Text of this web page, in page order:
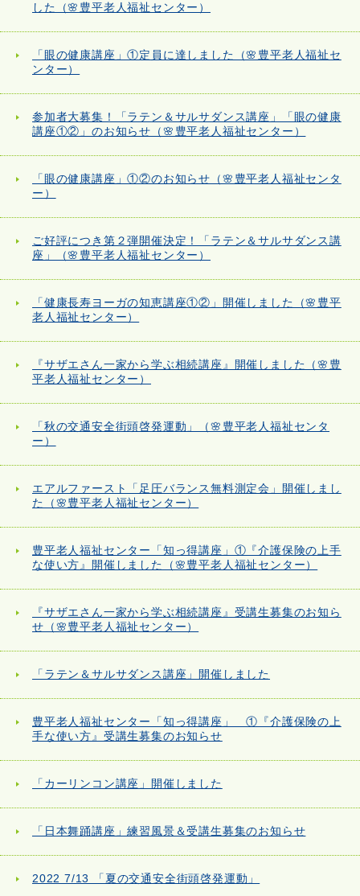
した（🌸豊平老人福祉センター）
「眼の健康講座」①定員に達しました（🌸豊平老人福祉セ
ンター）
参加者大募集！「ラテン＆サルサダンス講座」「眼の健康
講座①②」のお知らせ（🌸豊平老人福祉センター）
「眼の健康講座」①②のお知らせ（🌸豊平老人福祉センタ
ー）
ご好評につき第２弾開催決定！「ラテン＆サルサダンス講
座」（🌸豊平老人福祉センター）
「健康長寿ヨーガの知恵講座①②」開催しました（🌸豊平
老人福祉センター）
『サザエさん一家から学ぶ相続講座』開催しました（🌸豊
平老人福祉センター）
「秋の交通安全街頭啓発運動」（🌸豊平老人福祉センタ
ー）
エアルファースト「足圧バランス無料測定会」開催しまし
た（🌸豊平老人福祉センター）
豊平老人福祉センター「知っ得講座」①『介護保険の上手
な使い方』開催しました（🌸豊平老人福祉センター）
『サザエさん一家から学ぶ相続講座』受講生募集のお知ら
せ（🌸豊平老人福祉センター）
「ラテン＆サルサダンス講座」開催しました
豊平老人福祉センター「知っ得講座」 ①『介護保険の上
手な使い方』受講生募集のお知らせ
「カーリンコン講座」開催しました
「日本舞踊講座」練習風景＆受講生募集のお知らせ
2022 7/13 「夏の交通安全街頭啓発運動」